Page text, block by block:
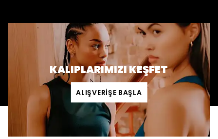
KALIPLARIMIZI KEŞFET
ALIŞVERİŞE BAŞLA